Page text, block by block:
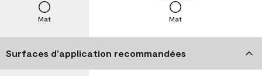
Mat Mat
Surfaces d’application recommandées